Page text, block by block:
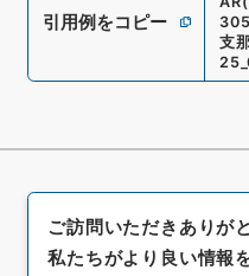
引用例をコピー
支
ご訪問いただきありが
私たちがより良い情報